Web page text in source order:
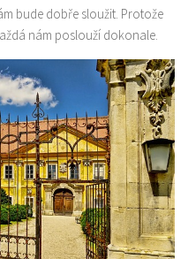
bude dobře sloužit. Protože
nám poslouží dokonale.